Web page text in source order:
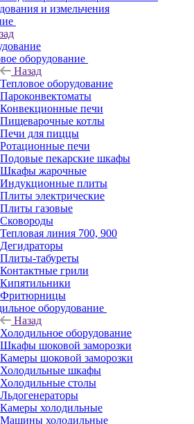
и измельчения
оборудование
Назад
Тепловое оборудование
Пароконвектоматы
Конвекционные печи
Пищеварочные котлы
Печи для пиццы
Ротационные печи
Подовые пекарские шкафы
Шкафы жарочные
Индукционные плиты
Плиты электрические
Плиты газовые
Сковороды
Тепловая линия 700, 900
Дегидраторы
Плиты-табуреты
Контактные грили
Кипятильники
Фритюрницы
оборудование
Назад
Холодильное оборудование
Шкафы шоковой заморозки
Камеры шоковой заморозки
Холодильные шкафы
Холодильные столы
Льдогенераторы
Камеры холодильные
Машины холодильные